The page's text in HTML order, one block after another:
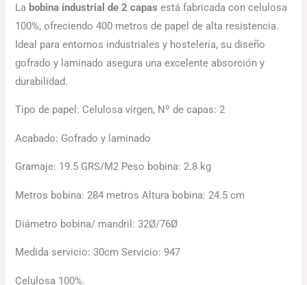
La bobina industrial de 2 capas está fabricada con celulosa
100%, ofreciendo 400 metros de papel de alta resistencia.
Ideal para entornos industriales y hostelería, su diseño
gofrado y laminado asegura una excelente absorción y
durabilidad.
Tipo de papel: Celulosa virgen, Nº de capas: 2
Acabado: Gofrado y laminado
Gramaje: 19.5 GRS/M2 Peso bobina: 2.8 kg
Metros bobina: 284 metros Altura bobina: 24.5 cm
Diámetro bobina/ mandril: 32Ø/76Ø
Medida servicio: 30cm Servicio: 947
Celulosa 100%.